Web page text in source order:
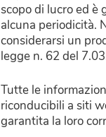
scopo di lucro ed è
alcuna periodicità.
considerarsi un
legge n. 62 del
Tutte le
riconducibili a siti
garantita la loro